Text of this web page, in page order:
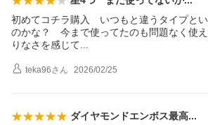
初めてコチラ購入 いつもと違うタイプと
のかな？ 今まで使ってたのも問題なく使
りなさを感じて
teka96さん 2026/02/25
ダイヤモンドエンボス最高